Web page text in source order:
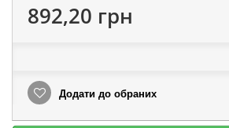
892,20 грн
Додати до обраних